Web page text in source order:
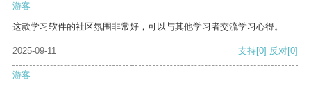
游客
这款学习软件的社区氛围非常好，可以与其他学习者交流学习心得。
2025-09-11 支持[0] 反对[0]
游客